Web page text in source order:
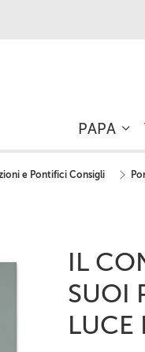
PAPA
e Pontifici Consigli
IL
SUOI
LUCE